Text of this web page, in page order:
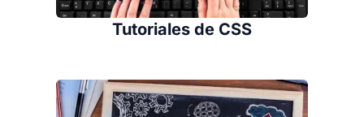
Tutoriales de CSS